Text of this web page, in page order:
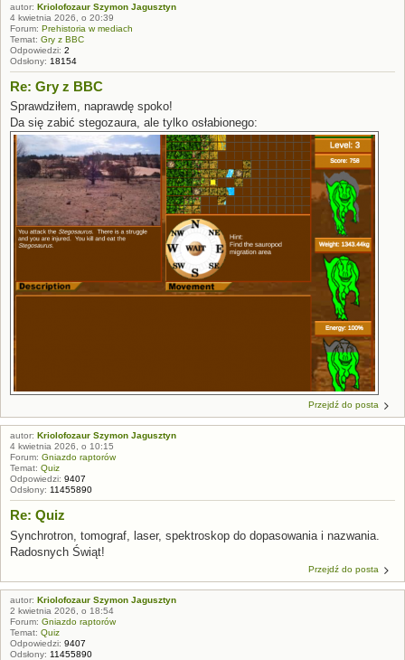
autor: Kriolofozaur Szymon Jagusztyn
4 kwietnia 2026, o 20:39
Forum: Prehistoria w mediach
Temat: Gry z BBC
Odpowiedzi: 2
Odsłony: 18154
Re: Gry z BBC
Sprawdziłem, naprawdę spoko!
Da się zabić stegozaura, ale tylko osłabionego:
Przejdź do posta
autor: Kriolofozaur Szymon Jagusztyn
4 kwietnia 2026, o 10:15
Forum: Gniazdo raptorów
Temat: Quiz
Odpowiedzi: 9407
Odsłony: 11455890
Re: Quiz
Synchrotron, tomograf, laser, spektroskop do dopasowania i nazwania.
Radosnych Świąt!
Przejdź do posta
autor: Kriolofozaur Szymon Jagusztyn
2 kwietnia 2026, o 18:54
Forum: Gniazdo raptorów
Temat: Quiz
Odpowiedzi: 9407
Odsłony: 11455890